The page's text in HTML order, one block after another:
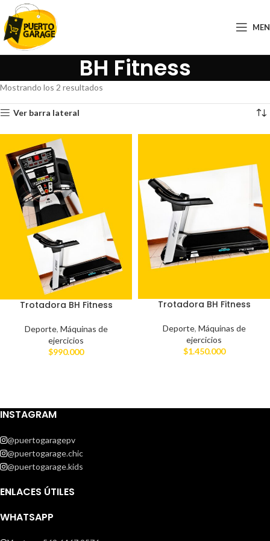
BH Fitness
Mostrando los 2 resultados
Ver barra lateral
Trotadora BH Fitness
Deporte, Máquinas de
ejercicios
$990.000
Trotadora BH Fitness
Deporte, Máquinas de
ejercicios
$1.450.000
INSTAGRAM
@puertogaragepv
@puertogarage.chic
@puertogarage.kids
ENLACES ÚTILES
WHATSAPP